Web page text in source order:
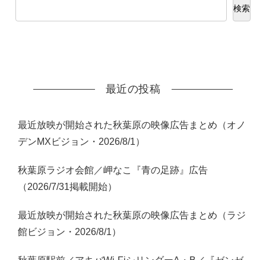
検索
最近の投稿
最近放映が開始された秋葉原の映像広告まとめ（オノ
デンMXビジョン・2026/8/1）
秋葉原ラジオ会館／岬なこ『青の足跡』広告
（2026/7/31掲載開始）
最近放映が開始された秋葉原の映像広告まとめ（ラジ
館ビジョン・2026/8/1）